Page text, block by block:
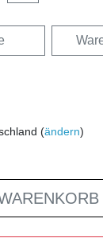
(ändern)